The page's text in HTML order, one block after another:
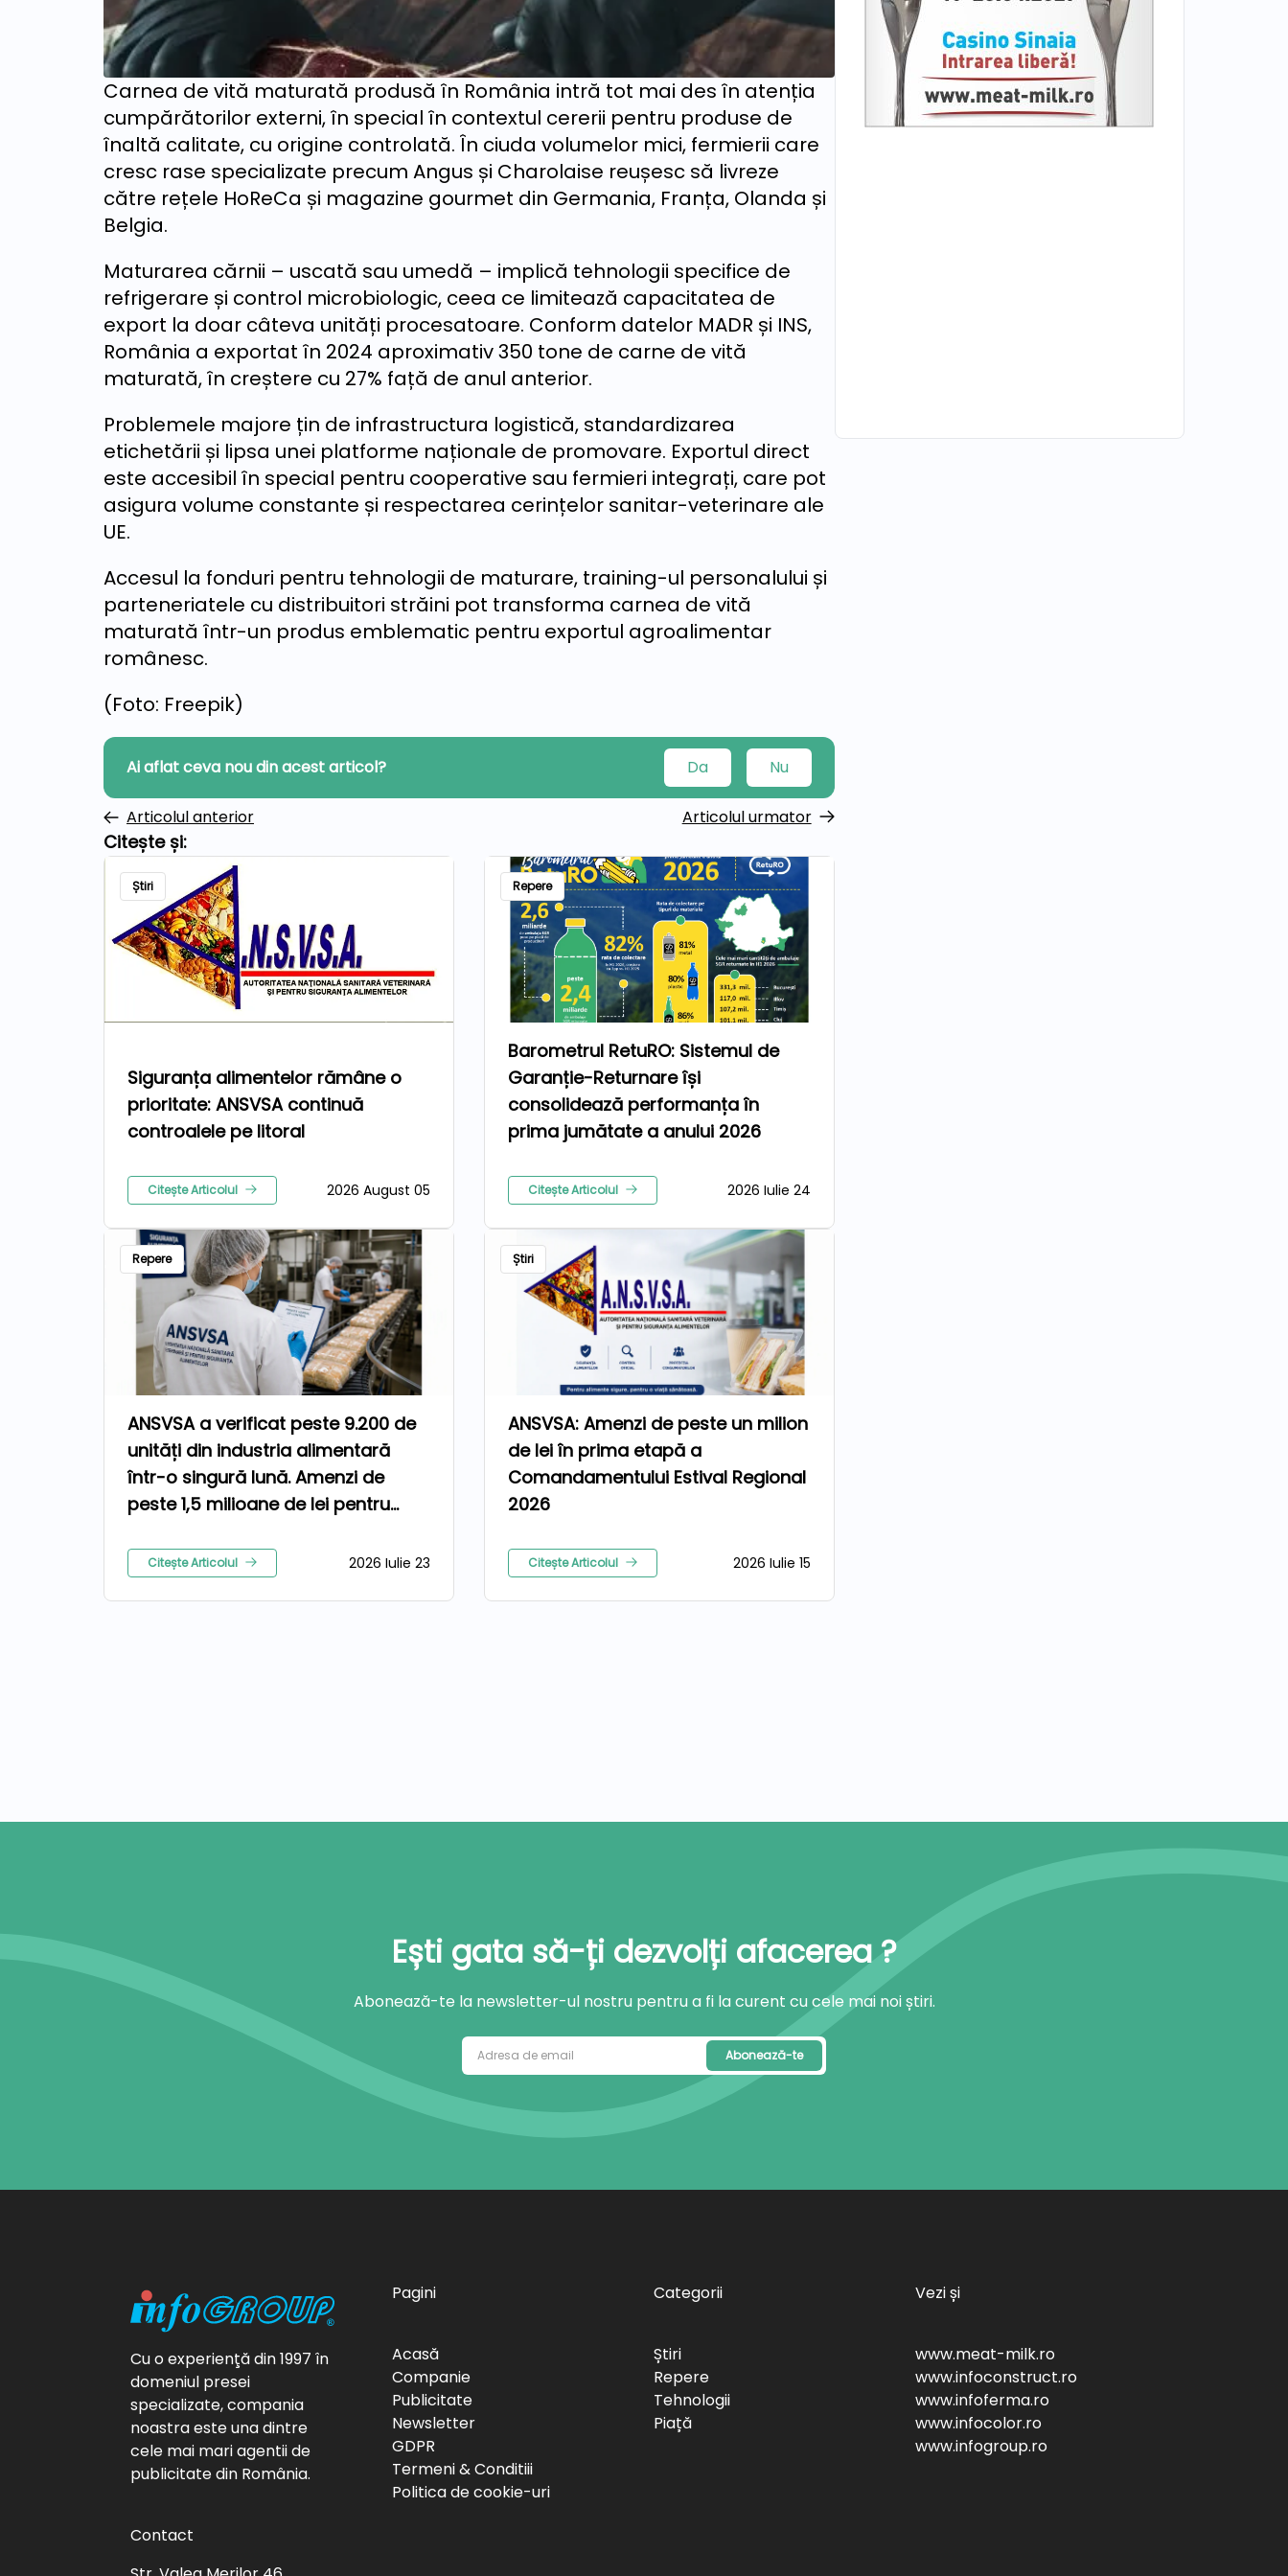
Carnea de vită maturată produsă în România intră tot mai des în atenția
cumpărătorilor externi, în special în contextul cererii pentru produse de
înaltă calitate, cu origine controlată. În ciuda volumelor mici, fermierii care
cresc rase specializate precum Angus și Charolaise reușesc să livreze
către rețele HoReCa și magazine gourmet din Germania, Franța, Olanda și
Belgia.
Maturarea cărnii – uscată sau umedă – implică tehnologii specifice de
refrigerare și control microbiologic, ceea ce limitează capacitatea de
export la doar câteva unități procesatoare. Conform datelor MADR și INS,
România a exportat în 2024 aproximativ 350 tone de carne de vită
maturată, în creștere cu 27% față de anul anterior.
Problemele majore țin de infrastructura logistică, standardizarea
etichetării și lipsa unei platforme naționale de promovare. Exportul direct
este accesibil în special pentru cooperative sau fermieri integrați, care pot
asigura volume constante și respectarea cerințelor sanitar-veterinare ale
UE.
Accesul la fonduri pentru tehnologii de maturare, training-ul personalului și
parteneriatele cu distribuitori străini pot transforma carnea de vită
maturată într-un produs emblematic pentru exportul agroalimentar
românesc.
(Foto: Freepik)
Ai aflat ceva nou din acest articol? Da Nu
Articolul anterior Articolul urmator
Citește și:
Știri
Siguranța alimentelor rămâne o
prioritate: ANSVSA continuă
controalele pe litoral
Citește Articolul 2026 August 05
Repere
Barometrul RetuRO: Sistemul de
Garanție-Returnare își
consolidează performanța în
prima jumătate a anului 2026
Citește Articolul 2026 Iulie 24
Repere
ANSVSA a verificat peste 9.200 de
unități din industria alimentară
într-o singură lună. Amenzi de
peste 1,5 milioane de lei pentru
Citește Articolul 2026 Iulie 23
Știri
ANSVSA: Amenzi de peste un milion
de lei în prima etapă a
Comandamentului Estival Regional
2026
Citește Articolul 2026 Iulie 15
Ești gata să-ți dezvolți afacerea ?
Abonează-te la newsletter-ul nostru pentru a fi la curent cu cele mai noi știri.
Abonează-te
Cu o experienţă din 1997 în
domeniul presei
specializate, compania
noastra este una dintre
cele mai mari agentii de
publicitate din România.
Contact
Pagini
Acasă
Companie
Publicitate
Newsletter
GDPR
Termeni & Conditiii
Politica de cookie-uri
Categorii
Știri
Repere
Tehnologii
Piață
Vezi și
www.meat-milk.ro
www.infoconstruct.ro
www.infoferma.ro
www.infocolor.ro
www.infogroup.ro